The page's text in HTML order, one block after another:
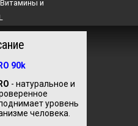
Витамины и
90k
- натуральное и
уровень
человека.